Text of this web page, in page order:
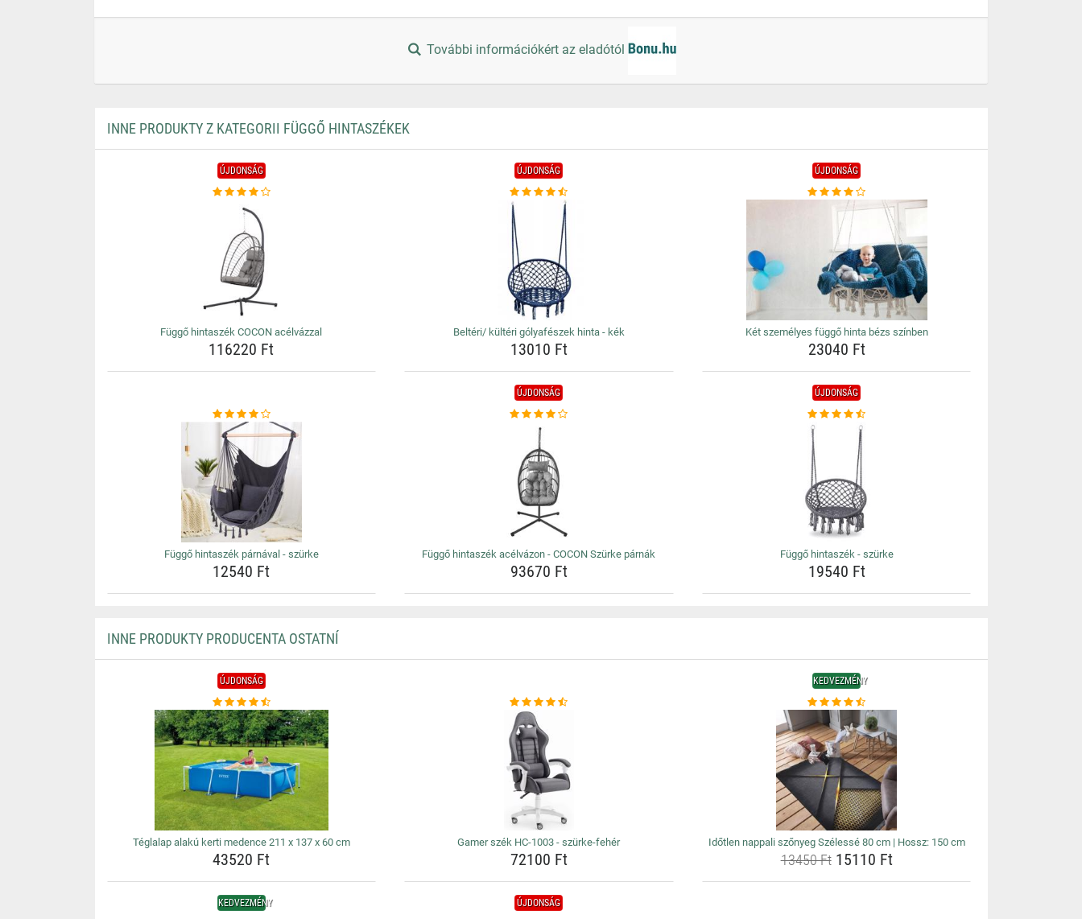
További információkért az eladótól
INNE PRODUKTY Z KATEGORII FÜGGŐ HINTASZÉKEK
ÚJDONSÁG
Függő hintaszék COCON acélvázzal
116220 Ft
ÚJDONSÁG
Beltéri/ kültéri gólyafészek hinta - kék
13010 Ft
ÚJDONSÁG
Két személyes függő hinta bézs színben
23040 Ft
Függő hintaszék párnával - szürke
12540 Ft
ÚJDONSÁG
Függő hintaszék acélvázon - COCON Szürke párnák
93670 Ft
ÚJDONSÁG
Függő hintaszék - szürke
19540 Ft
INNE PRODUKTY PRODUCENTA OSTATNÍ
ÚJDONSÁG
Téglalap alakú kerti medence 211 x 137 x 60 cm
43520 Ft
Gamer szék HC-1003 - szürke-fehér
72100 Ft
KEDVEZMÉNY
Időtlen nappali szőnyeg Szélessé 80 cm | Hossz: 150 cm
13450 Ft15110 Ft
KEDVEZMÉNY ÚJDONSÁG